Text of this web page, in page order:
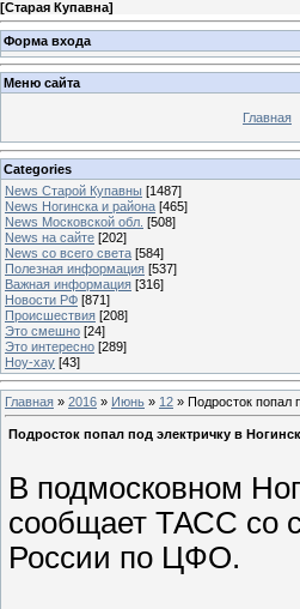
[Старая Купавна]
Форма входа
Меню сайта
Главная
Categories
News Старой Купавны [1487]
News Ногинска и района [465]
News Московской обл. [508]
News на сайте [202]
News со всего света [584]
Полезная информация [537]
Важная информация [316]
Новости РФ [871]
Происшествия [208]
Это смешно [24]
Это интересно [289]
Ноу-хау [43]
Главная » 2016 » Июнь » 12 » Подросток попал
Подросток попал под электричку в
В подмосковном
сообщает ТАСС со
России по ЦФО.